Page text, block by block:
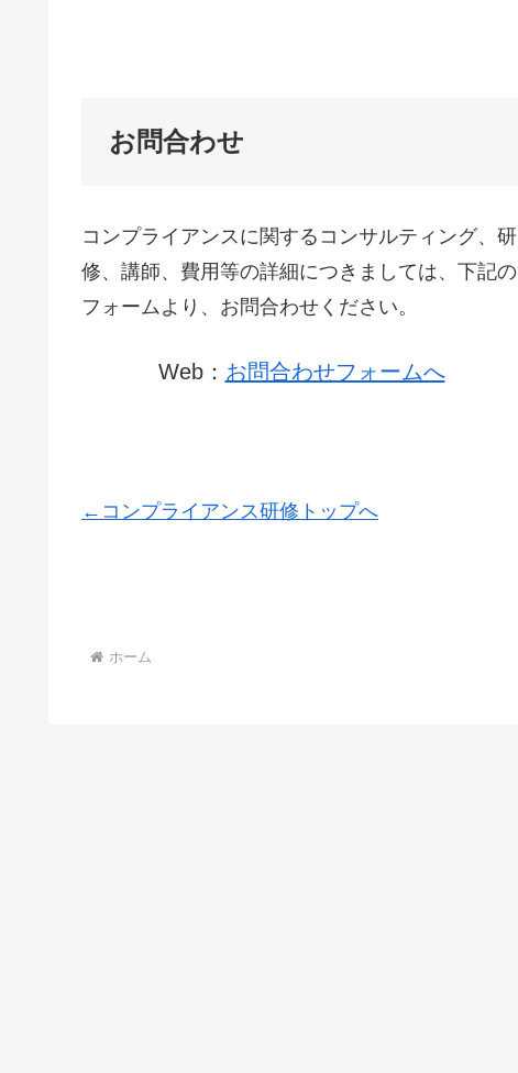
お問合わせ
コンプライアンスに関するコンサルティング、研
修、講師、費用等の詳細につきましては、下記の
フォームより、お問合わせください。
Web： お問合わせフォームへ
←コンプライアンス研修トップへ
ホーム